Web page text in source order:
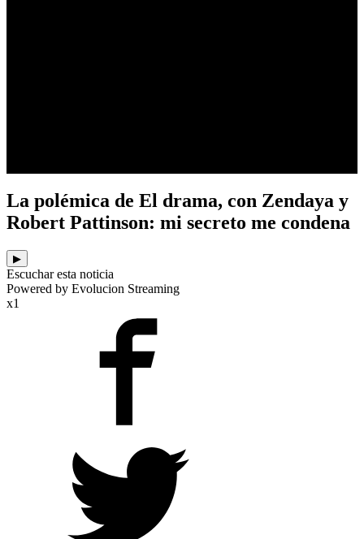
La polémica de El drama, con Zendaya y
Robert Pattinson: mi secreto me condena
▶
Escuchar esta noticia
Powered by Evolucion Streaming
x1